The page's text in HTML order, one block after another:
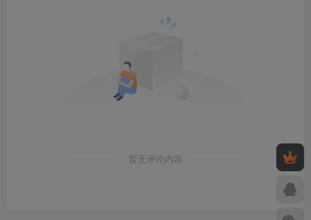
暂无评论内容